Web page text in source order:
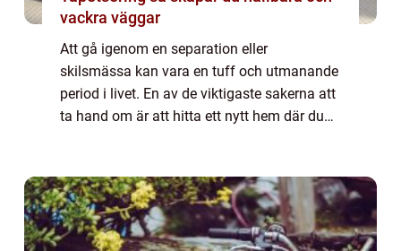
vackra väggar
Att gå igenom en separation eller
skilsmässa kan vara en tuff och utmanande
period i livet. En av de viktigaste sakerna att
ta hand om är att hitta ett nytt hem där du